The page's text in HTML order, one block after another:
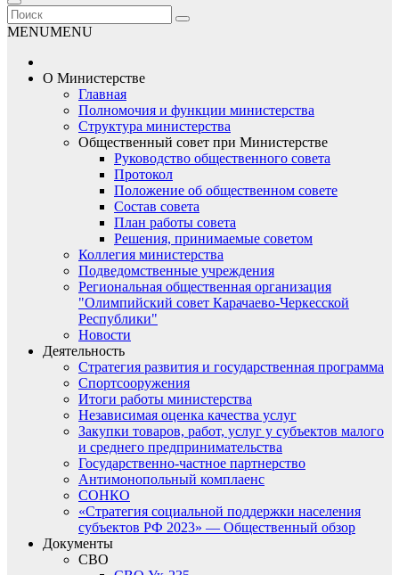
MENUMENU
О Министерстве
Главная
Полномочия и функции министерства
Структура министерства
Общественный совет при Министерстве
Руководство общественного совета
Протокол
Положение об общественном совете
Состав совета
План работы совета
Решения, принимаемые советом
Коллегия министерства
Подведомственные учреждения
Региональная общественная организация
"Олимпийский совет Карачаево-Черкесской
Республики"
Новости
Деятельность
Стратегия развития и государственная программа
Спортсооружения
Итоги работы министерства
Независимая оценка качества услуг
Закупки товаров, работ, услуг у субъектов малого
и среднего предпринимательства
Государственно-частное партнерство
Антимонопольный комплаенс
СОНКО
«Стратегия социальной поддержки населения
субъектов РФ 2023» — Общественный обзор
Документы
СВО